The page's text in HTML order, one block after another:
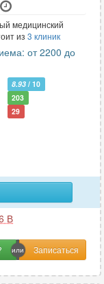
медицинский
из 3 клиник
от 2200 до
8.93 / 10
203
29
В